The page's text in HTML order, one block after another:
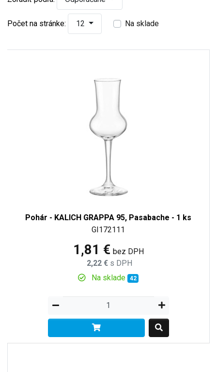
Počet na stránke: 12 Na sklade
Pohár - KALICH GRAPPA 95, Pasabache - 1 ks
GI172111
1,81 € bez DPH
2,22 € s DPH
Na sklade
42